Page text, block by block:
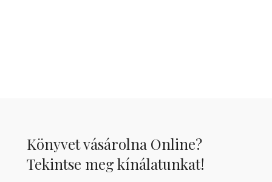
Könyvet vásárolna Online?
Tekintse meg kínálatunkat!